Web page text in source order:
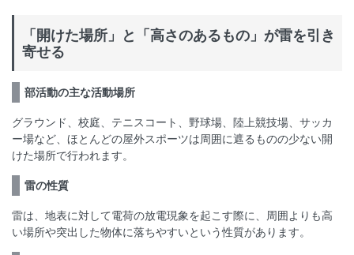
「開けた場所」と「高さのあるもの」が雷を引き
寄せる
部活動の主な活動場所
グラウンド、校庭、テニスコート、野球場、陸上競技場、サッカ
ー場など、ほとんどの屋外スポーツは周囲に遮るものの少ない開
けた場所で行われます。
雷の性質
雷は、地表に対して電荷の放電現象を起こす際に、周囲よりも高
い場所や突出した物体に落ちやすいという性質があります。